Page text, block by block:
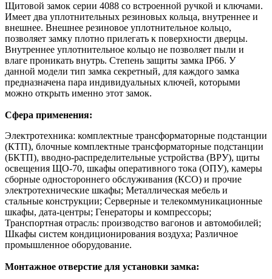
Щитовой замок серии 4088 со встроенной ручкой и ключами.
Имеет два уплотнительных резиновых кольца, внутреннее и
внешнее. Внешнее резиновое уплотнительное кольцо,
позволяет замку плотно прилегать к поверхности дверцы.
Внутреннее уплотнительное кольцо не позволяет пыли и
влаге проникать внутрь. Степень защиты замка IP66. У
данной модели тип замка секретный, для каждого замка
предназначена пара индивидуальных ключей, которыми
можно открыть именно этот замок.
Сфера применения:
Электротехника: комплектные трансформаторные подстанции
(КТП), блочные комплектные трансформаторные подстанции
(БКТП), вводно-распределительные устройства (ВРУ), щиты
освещения ЩО-70, шкафы оперативного тока (ОПУ), камеры
сборные одностороннего обслуживания (КСО) и прочие
электротехнические шкафы; Металлическая мебель и
стальные конструкции; Серверные и телекоммуникационные
шкафы, дата-центры; Генераторы и компрессоры;
Транспортная отрасль: производство вагонов и автомобилей;
Шкафы систем кондиционирования воздуха; Различное
промышленное оборудование.
Монтажное отверстие для установки замка: